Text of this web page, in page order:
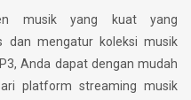
musik yang kuat yang
dan mengatur koleksi musik
Anda dapat dengan mudah
platform streaming musik